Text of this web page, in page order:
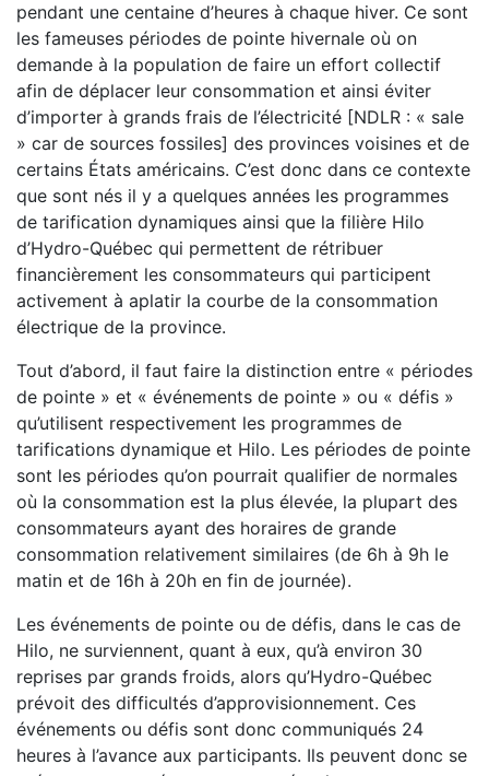
pendant une centaine d’heures à chaque hiver. Ce sont
les fameuses périodes de pointe hivernale où on
demande à la population de faire un effort collectif
afin de déplacer leur consommation et ainsi éviter
d’importer à grands frais de l’électricité [NDLR : « sale
» car de sources fossiles] des provinces voisines et de
certains États américains. C’est donc dans ce contexte
que sont nés il y a quelques années les programmes
de tarification dynamiques ainsi que la filière Hilo
d’Hydro-Québec qui permettent de rétribuer
financièrement les consommateurs qui participent
activement à aplatir la courbe de la consommation
électrique de la province.
Tout d’abord, il faut faire la distinction entre « périodes
de pointe » et « événements de pointe » ou « défis »
qu’utilisent respectivement les programmes de
tarifications dynamique et Hilo. Les périodes de pointe
sont les périodes qu’on pourrait qualifier de normales
où la consommation est la plus élevée, la plupart des
consommateurs ayant des horaires de grande
consommation relativement similaires (de 6h à 9h le
matin et de 16h à 20h en fin de journée).
Les événements de pointe ou de défis, dans le cas de
Hilo, ne surviennent, quant à eux, qu’à environ 30
reprises par grands froids, alors qu’Hydro-Québec
prévoit des difficultés d’approvisionnement. Ces
événements ou défis sont donc communiqués 24
heures à l’avance aux participants. Ils peuvent donc se